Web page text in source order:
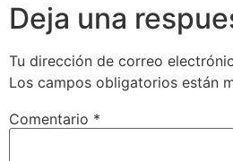
Deja una
Tu dirección de correo
Los campos obligatorios están
Comentario *